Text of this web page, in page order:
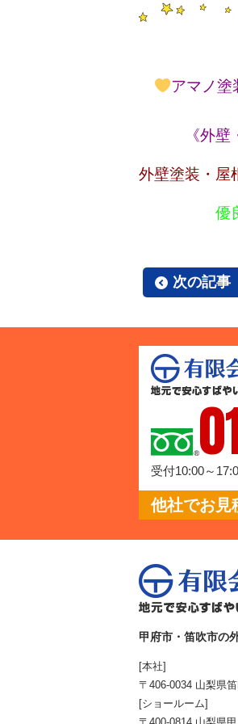
アマノ塗
《外壁・屋
外壁塗装・屋
優
次の記事
受付10:00～
他社でお見
甲府市・笛吹市の
[本社]
〒406-0034 山梨県
[ショールーム]